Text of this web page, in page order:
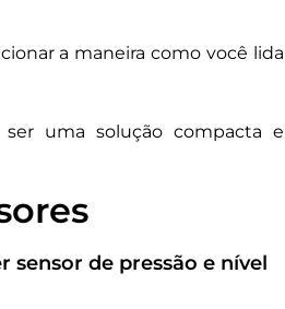
a maneira como você lida
ser uma solução compacta e
sensor de pressão e nível